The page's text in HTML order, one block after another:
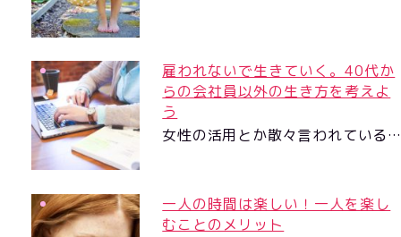
雇われないで生きていく。40代か
らの会社員以外の生き方を考えよ
う
女性の活用とか散々言われている
一人の時間は楽しい！一人を楽し
むことのメリット